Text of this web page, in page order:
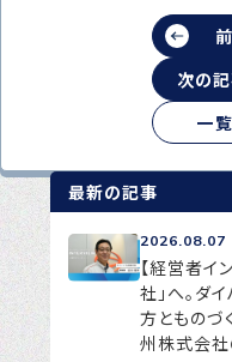
一
次の
最新の記事
2026.08.07
【経営者イ
社」へ。ダ
方とものづ
州株式会